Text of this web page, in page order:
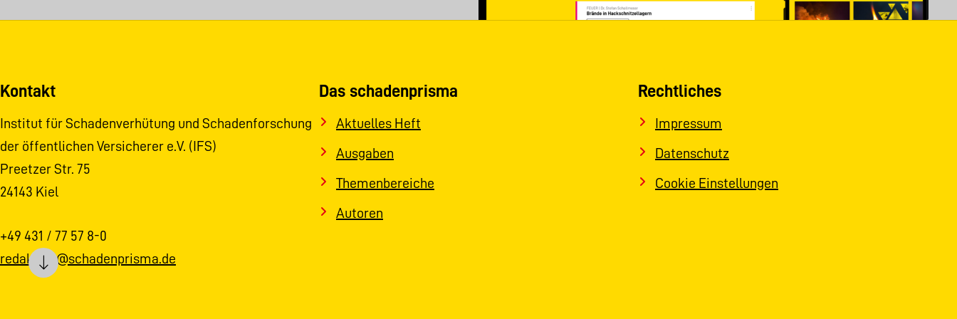
Kontakt
Institut für Schadenverhütung und Schadenforschung
der öffentlichen Versicherer e.V. (IFS)
Preetzer Str. 75
24143 Kiel
+49 431 / 77 57 8-0
redaktion@schadenprisma.de
Das schadenprisma
Aktuelles Heft
Ausgaben
Themenbereiche
Autoren
Rechtliches
Impressum
Datenschutz
Cookie Einstellungen